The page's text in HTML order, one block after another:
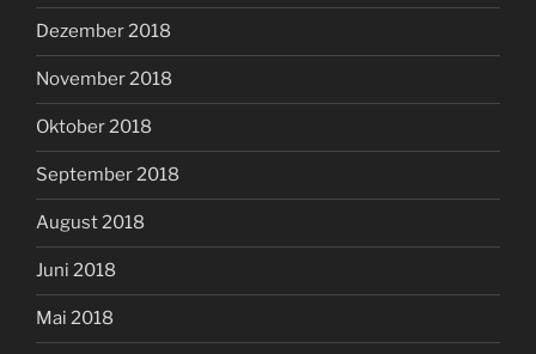
Dezember 2018
November 2018
Oktober 2018
September 2018
August 2018
Juni 2018
Mai 2018